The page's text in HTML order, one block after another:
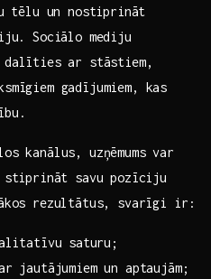
tēlu un nostiprināt
Sociālo mediju
dalīties ar stāstiem,
gadījumiem, kas
kanālus, uzņēmums var
stiprināt savu ‌pozīciju
rezultātus, svarīgi ir:
saturu;
un aptaujām;